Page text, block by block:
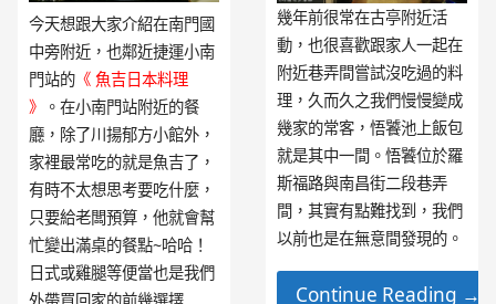
幾年前很常在古亭附近活
動，也很喜歡跟家人一起在
附近巷弄間嘗試沒吃過的料
理，久而久之我們慢慢變成
幾家的常客，悟饕池上飯包
就是其中一間。悟饕位於羅
斯福路與南昌街二段巷弄
間，其實有點難找到，我們
以前也是在無意間發現的。
Continue Reading →
今天想跟大家介紹在南門國
中旁附近，也鄰近捷運小南
門站的 《 魚吉日本料理
》
。在小南門站附近的餐
廳，除了川揚郁方小館外，
家裡最常吃的就是魚吉了，
有時不太想思考要吃什麼，
只要給老闆預算，他就會幫
忙變出滿桌的餐點~哈哈！
日式或雞腿等便當也是我們